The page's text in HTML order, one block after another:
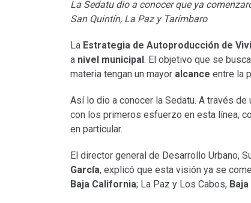
La Sedatu dio a conocer que ya
San Quintín, La Paz y Tarímbaro
La Estrategia de Autoproducción de
a nivel municipal . El objetivo que se
materia tengan un mayor alcance entre la
Así lo dio a conocer la Sedatu. A través de
con los primeros esfuerzo en esta línea,
en particular.
El director general de Desarrollo Urbano,
García, explicó que esta visión ya se
Baja California; La Paz y Los Cabos,